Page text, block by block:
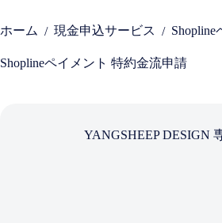
ホーム / 現金申込サービス /
Shoplineペイメント 特約金流申請
YANGSHEEP DESIGN